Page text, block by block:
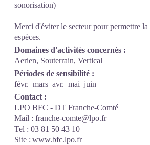
sonorisation)
Merci d'éviter le secteur pour permettre
espèces.
Domaines d'activités concernés :
Aerien, Souterrain, Vertical
Périodes de sensibilité :
févr. mars avr. mai juin
Contact :
LPO BFC - DT Franche-Comté
Mail : franche-comte@lpo.fr
Tel : 03 81 50 43 10
Site : www.bfc.lpo.fr